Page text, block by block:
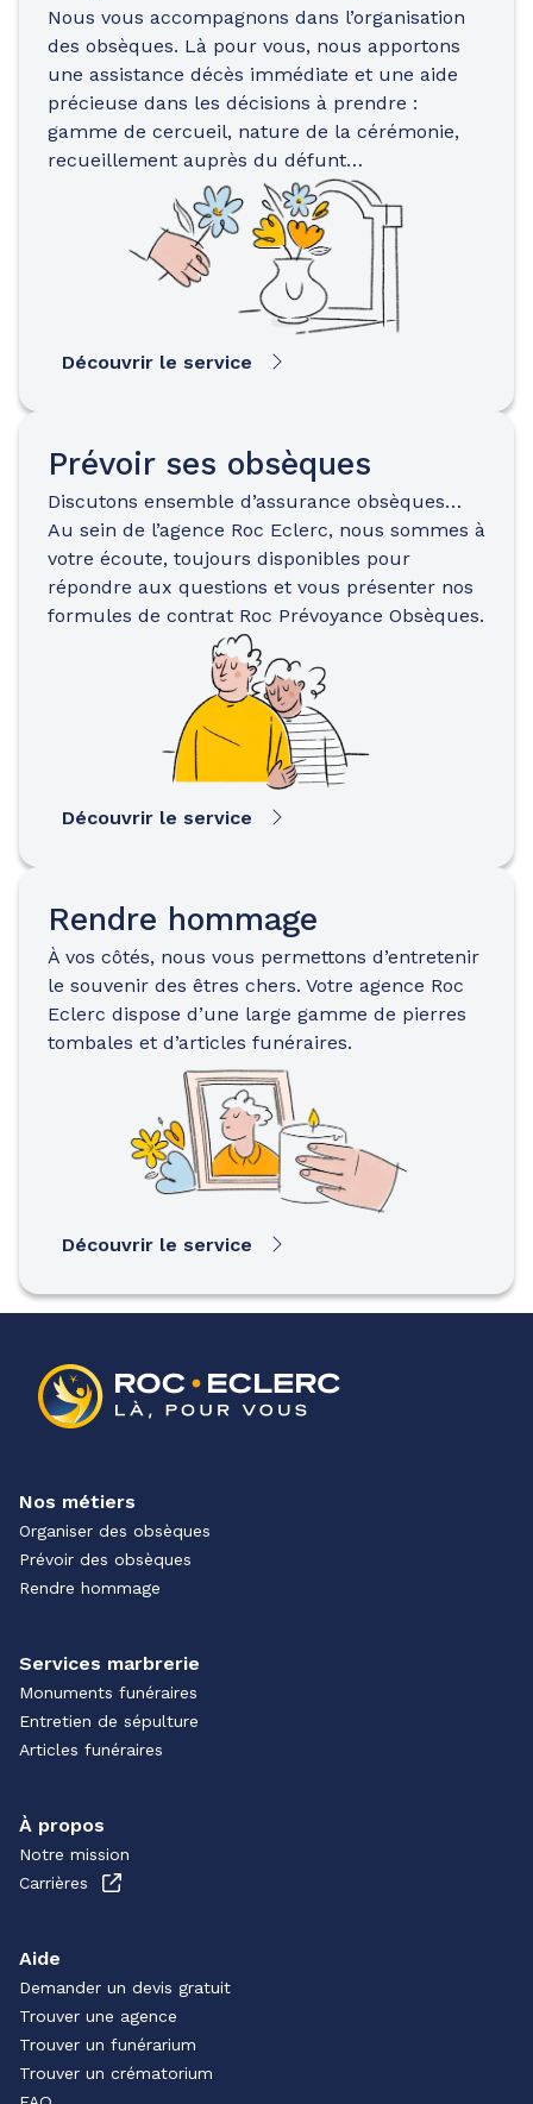
Nous vous accompagnons dans l’organisation
des obsèques. Là pour vous, nous apportons
une assistance décès immédiate et une aide
précieuse dans les décisions à prendre :
gamme de cercueil, nature de la cérémonie,
recueillement auprès du défunt…
Découvrir le service
Prévoir ses obsèques
Discutons ensemble d’assurance obsèques…
Au sein de l’agence Roc Eclerc, nous sommes à
votre écoute, toujours disponibles pour
répondre aux questions et vous présenter nos
formules de contrat Roc Prévoyance Obsèques.
Découvrir le service
Rendre hommage
À vos côtés, nous vous permettons d’entretenir
le souvenir des êtres chers. Votre agence Roc
Eclerc dispose d’une large gamme de pierres
tombales et d’articles funéraires.
Découvrir le service
Nos métiers
Organiser des obsèques
Prévoir des obsèques
Rendre hommage
Services marbrerie
Monuments funéraires
Entretien de sépulture
Articles funéraires
À propos
Notre mission
Carrières
Aide
Demander un devis gratuit
Trouver une agence
Trouver un funérarium
Trouver un crématorium